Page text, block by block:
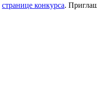
странице конкурса.